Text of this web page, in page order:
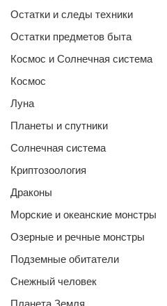
Остатки и следы техники
Остатки предметов быта
Космос и Солнечная система
Космос
Луна
Планеты и спутники
Солнечная система
Криптозоология
Драконы
Морские и океанские монстры
Озерные и речные монстры
Подземные обитатели
Снежный человек
Планета Земля